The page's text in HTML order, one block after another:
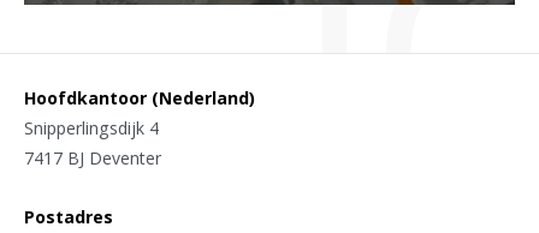
Hoofdkantoor (Nederland)
Snipperlingsdijk 4
7417 BJ Deventer
Postadres